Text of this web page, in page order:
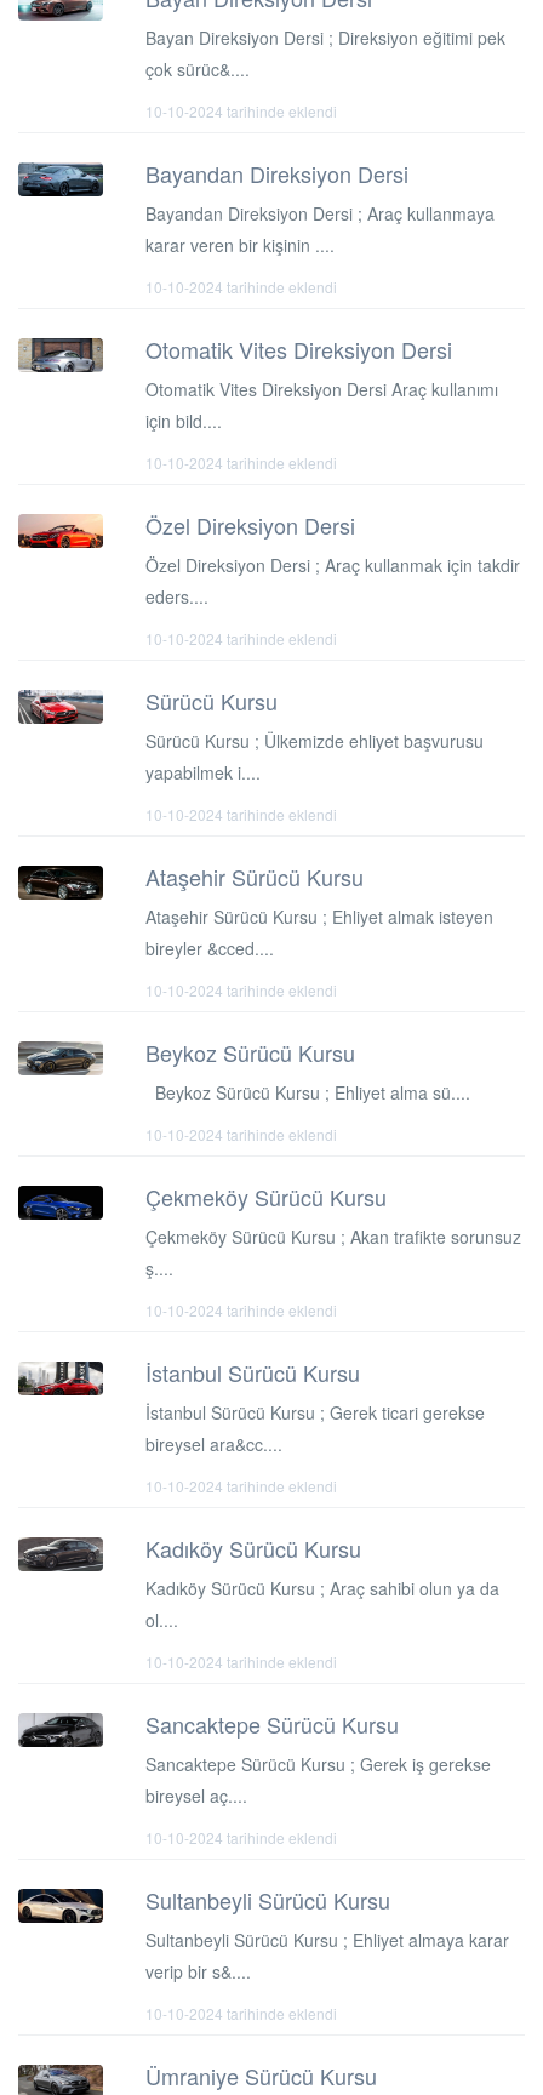
Bayan Direksiyon Dersi ; Direksiyon eğitimi pek
çok sürüc&....
10-10-2024 tarihinde eklendi
Bayandan Direksiyon Dersi
Bayandan Direksiyon Dersi ; Araç kullanmaya
karar veren bir kişinin ....
10-10-2024 tarihinde eklendi
Otomatik Vites Direksiyon Dersi
Otomatik Vites Direksiyon Dersi Araç kullanımı
için bild....
10-10-2024 tarihinde eklendi
Özel Direksiyon Dersi
Özel Direksiyon Dersi ; Araç kullanmak için takdir
eders....
10-10-2024 tarihinde eklendi
Sürücü Kursu
Sürücü Kursu ; Ülkemizde ehliyet başvurusu
yapabilmek i....
10-10-2024 tarihinde eklendi
Ataşehir Sürücü Kursu
Ataşehir Sürücü Kursu ; Ehliyet almak isteyen
bireyler &cced....
10-10-2024 tarihinde eklendi
Beykoz Sürücü Kursu
Beykoz Sürücü Kursu ; Ehliyet alma sü....
10-10-2024 tarihinde eklendi
Çekmeköy Sürücü Kursu
Çekmeköy Sürücü Kursu ; Akan trafikte sorunsuz
ş....
10-10-2024 tarihinde eklendi
İstanbul Sürücü Kursu
İstanbul Sürücü Kursu ; Gerek ticari gerekse
bireysel ara&cc....
10-10-2024 tarihinde eklendi
Kadıköy Sürücü Kursu
Kadıköy Sürücü Kursu ; Araç sahibi olun ya da
ol....
10-10-2024 tarihinde eklendi
Sancaktepe Sürücü Kursu
Sancaktepe Sürücü Kursu ; Gerek iş gerekse
bireysel aç....
10-10-2024 tarihinde eklendi
Sultanbeyli Sürücü Kursu
Sultanbeyli Sürücü Kursu ; Ehliyet almaya karar
verip bir s&....
10-10-2024 tarihinde eklendi
Ümraniye Sürücü Kursu